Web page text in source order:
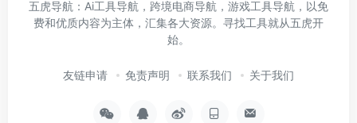
五虎导航：Ai工具导航，跨境电商导航，游戏工具导航，以免
费和优质内容为主体，汇集各大资源。寻找工具就从五虎开
始。
友链申请 免责声明 联系我们 关于我们